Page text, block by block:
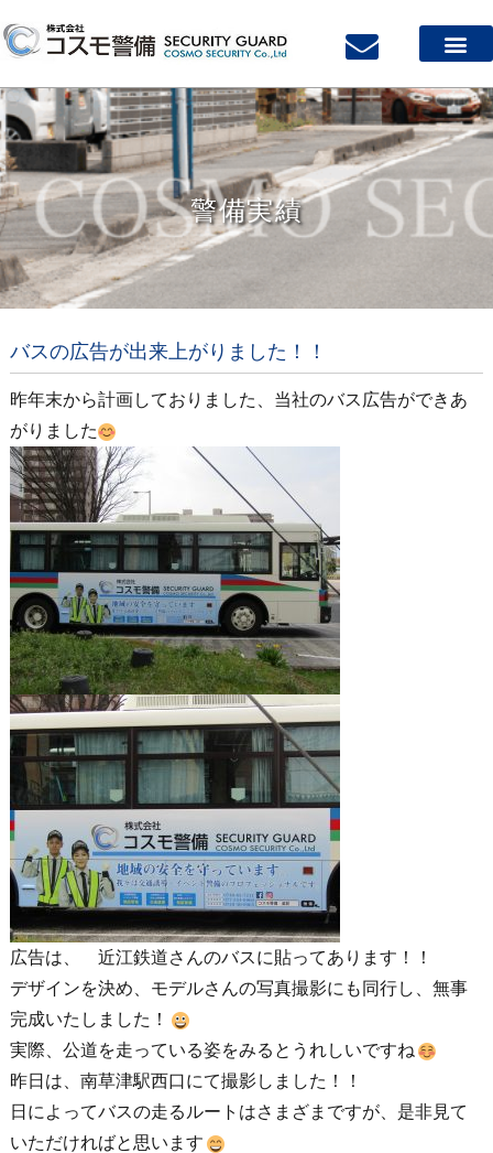
警備実績
バスの広告が出来上がりました！！
昨年末から計画しておりました、当社のバス広告ができあ
がりました
広告は、 近江鉄道さんのバスに貼ってあります！！
デザインを決め、モデルさんの写真撮影にも同行し、無事
完成いたしました！
実際、公道を走っている姿をみるとうれしいですね
昨日は、南草津駅西口にて撮影しました！！
日によってバスの走るルートはさまざまですが、是非見て
いただければと思います